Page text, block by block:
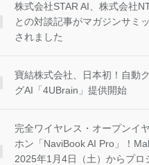
株式会社STAR AI、株式会社
との対談記事がマガジンサミ
されました
寶結株式会社、日本初！自動
グAI「4UBrain」提供開始
完全ワイヤレス・オープンイ
ホン「NaviBook AI Pro」！
2025年1月4日（土）からプロ